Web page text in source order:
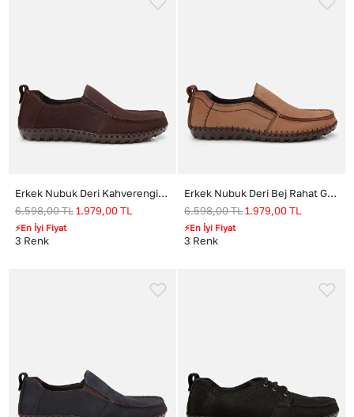
Erkek Nubuk Deri Kahverengi Rahat Günlük Loafer
6.598,00TL 1.979,00 TL
⚡En İyi Fiyat
3 Renk
Erkek Nubuk Deri Bej Rahat Günlük Loafer
6.598,00TL1.979,00 TL
⚡En İyi Fiyat
3 Renk